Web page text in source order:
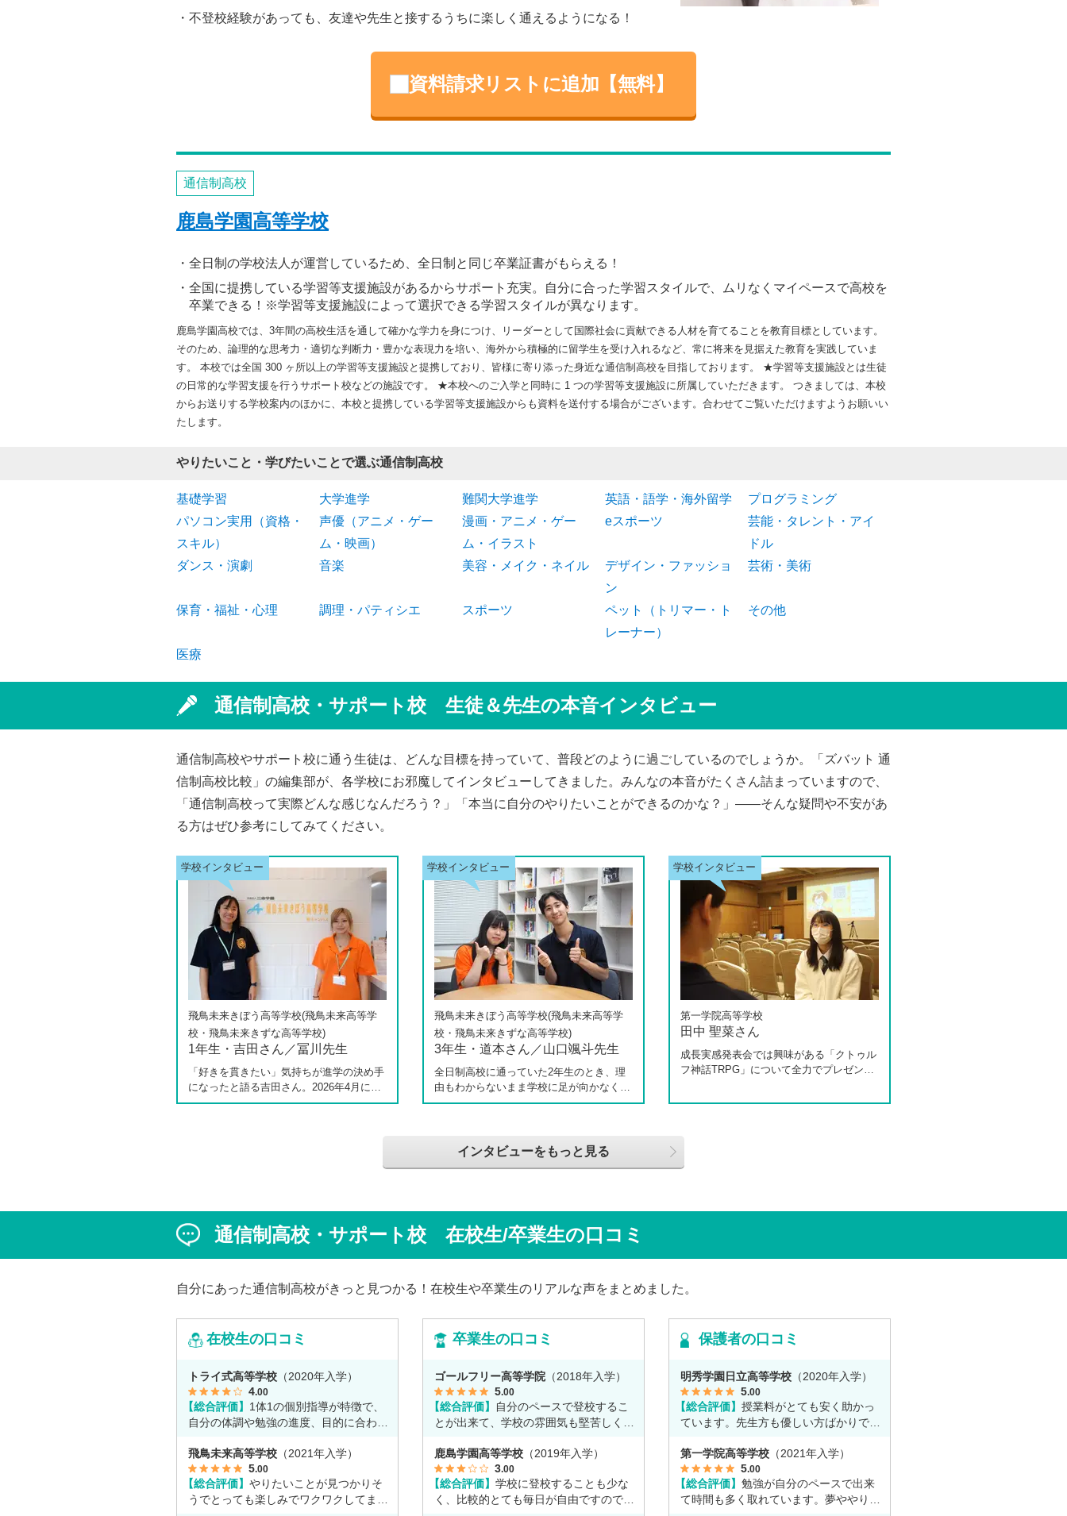
不登校経験があっても、友達や先生と接するうちに楽しく通えるようになる！
資料請求リストに追加【無料】
通信制高校
鹿島学園高等学校
全日制の学校法人が運営しているため、全日制と同じ卒業証書がもらえる！
全国に提携している学習等支援施設があるからサポート充実。自分に合った学習スタイルで、ムリなくマイペースで高校を
卒業できる！※学習等支援施設によって選択できる学習スタイルが異なります。
鹿島学園高校では、3年間の高校生活を通して確かな学力を身につけ、リーダーとして国際社会に貢献できる人材を育てることを教育目標としています。
そのため、論理的な思考力・適切な判断力・豊かな表現力を培い、海外から積極的に留学生を受け入れるなど、常に将来を見据えた教育を実践していま
す。 本校では全国 300 ヶ所以上の学習等支援施設と提携しており、皆様に寄り添った身近な通信制高校を目指しております。 ★学習等支援施設とは生徒
の日常的な学習支援を行うサポート校などの施設です。 ★本校へのご入学と同時に 1 つの学習等支援施設に所属していただきます。 つきましては、本校
からお送りする学校案内のほかに、本校と提携している学習等支援施設からも資料を送付する場合がございます。合わせてご覧いただけますようお願いい
たします。
やりたいこと・学びたいことで選ぶ通信制高校
基礎学習 大学進学 難関大学進学 英語・語学・海外留学
プログラミング
パソコン実用（資格・
スキル）
声優（アニメ・ゲー
ム・映画）
漫画・アニメ・ゲー
ム・イラスト
eスポーツ
芸能・タレント・アイ
ドル
ダンス・演劇
音楽 美容・メイク・ネイル
デザイン・ファッショ
ン
芸術・美術
保育・福祉・心理 調理・パティシエ スポーツ
ペット（トリマー・ト
レーナー）
その他
医療
通信制高校・サポート校 生徒＆先生の本音インタビュー
通信制高校やサポート校に通う生徒は、どんな目標を持っていて、普段どのように過ごしているのでしょうか。「ズバット 通
信制高校比較」の編集部が、各学校にお邪魔してインタビューしてきました。みんなの本音がたくさん詰まっていますので、
「通信制高校って実際どんな感じなんだろう？」「本当に自分のやりたいことができるのかな？」――そんな疑問や不安があ
る方はぜひ参考にしてみてください。
飛鳥未来きぼう高等学校(飛鳥未来高等学
校・飛鳥未来きずな高等学校)
1年生・吉田さん／冨川先生
「好きを貫きたい」気持ちが進学の決め手
になったと語る吉田さん。2026年4月に新
しく開校した飛鳥未来きぼう高等学校 柏
は、日々の何気ない会話や行事を通じて育
まれた、先生と生徒の温かな信頼関係もう
飛鳥未来きぼう高等学校(飛鳥未来高等学
校・飛鳥未来きずな高等学校)
3年生・道本さん／山口颯斗先生
全日制高校に通っていた2年生のとき、理
由もわからないまま学校に足が向かなくな
ったという道本さん。個別相談会で感じた
選びました。現在は同校に3年生として在
や、自分らしく過ごせる学校生活について
語ってくれました。
第一学院高等学校
田中 聖菜さん
成長実感発表会では興味がある「クトゥル
フ神話TRPG」について全力でプレゼンし
インタビューをもっと見る
通信制高校・サポート校 在校生/卒業生の口コミ
自分にあった通信制高校がきっと見つかる！在校生や卒業生のリアルな声をまとめました。
在校生の口コミ
トライ式高等学校 （2020年入学）
4.00
【総合評価】 1体1の個別指導が特徴で、
自分の体調や勉強の進度、目的に合わせ
飛鳥未来高等学校 （2021年入学）
5.00
【総合評価】 やりたいことが見つかりそ
うでとっても楽しみでワクワクしてま
卒業生の口コミ
ゴールフリー高等学院 （2018年入学）
5.00
【総合評価】
自分のペースで登校するこ
とが出来て、学校の雰囲気も堅苦しくな
鹿島学園高等学校 （2019年入学）
3.00
【総合評価】 学校に登校することも少な
く、比較的とても毎日が自由ですのでア
保護者の口コミ
明秀学園日立高等学校 （2020年入学）
5.00
【総合評価】 授業料がとても安く助かっ
ています。先生方も優しい方ばかりで勉
第一学院高等学校 （2021年入学）
5.00
【総合評価】 勉強が自分のペースで出来
て時間も多く取れています。夢ややりた